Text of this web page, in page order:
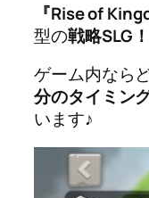
『Rise of
型の戦略SLG！
ゲーム内なら
分のタイミン
います♪